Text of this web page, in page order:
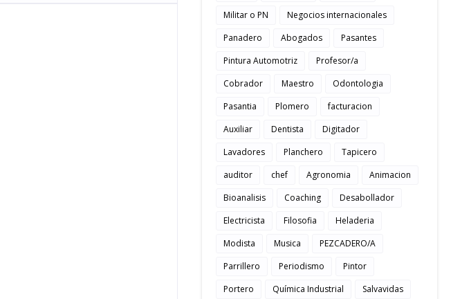
Militar o PN
Negocios internacionales
Panadero
Abogados
Pasantes
Pintura Automotriz
Profesor/a
Cobrador
Maestro
Odontologia
Pasantia
Plomero
facturacion
Auxiliar
Dentista
Digitador
Lavadores
Planchero
Tapicero
auditor
chef Agronomia
Animacion
Bioanalisis
Coaching
Desabollador
Electricista
Filosofia
Heladeria
Modista
Musica
PEZCADERO/A
Parrillero
Periodismo
Pintor
Portero
Química Industrial
Salvavidas